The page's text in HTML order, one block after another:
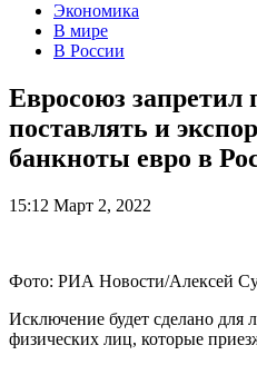
Экономика
В мире
В России
Евросоюз запретил
поставлять и
банкноты евро в
15:12 Март 2, 2022
Фото: РИА Новости/Алексей
Исключение будет сделано для
физических лиц, которые